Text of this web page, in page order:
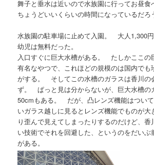
舞子と垂水は近いので水族園に行ってお昼食
ちょうどいいくらいの時間になっているだろ
水族園の駐車場に止めて入園。 大人1,300円
幼児は無料だった。
入口すぐに巨大水槽がある。 たしかここの
有名なやつで、これほどの規模のは国内でも
がする。 そしてこの水槽のガラスは香川の
ず。 ぱっと見は分からないが、巨大水槽の
50cmもある。 だが、凸レンズ機能はつい
いガラス越しに見るとレンズ機能でものが大
り歪んで見えてしまったりするのだけど、香
い技術でそれを回避した、というのをだい
がある。